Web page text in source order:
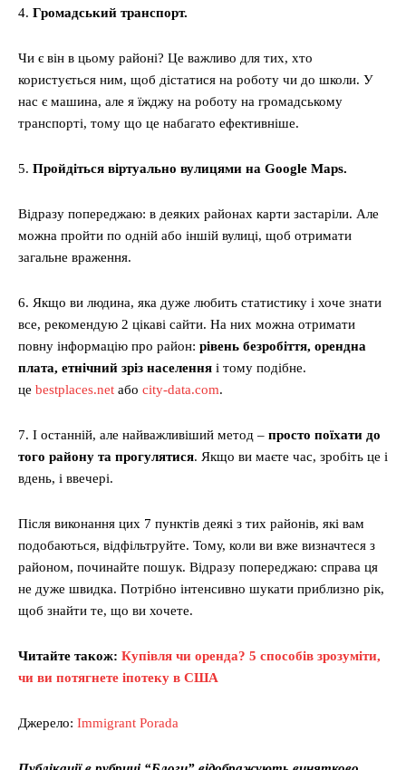
4. Громадський транспорт.
Чи є він в цьому районі? Це важливо для тих, хто
користується ним, щоб дістатися на роботу чи до школи. У
нас є машина, але я їжджу на роботу на громадському
транспорті, тому що це набагато ефективніше.
5. Пройдіться віртуально вулицями на Google Maps.
Відразу попереджаю: в деяких районах карти застаріли. Але
можна пройти по одній або іншій вулиці, щоб отримати
загальне враження.
6. Якщо ви людина, яка дуже любить статистику і хоче знати
все, рекомендую 2 цікаві сайти. На них можна отримати
повну інформацію про район: рівень безробіття, орендна
плата, етнічний зріз населення і тому подібне.
це bestplaces.net або city-data.com.
7. І останній, але найважливіший метод – просто поїхати до
того району та прогулятися. Якщо ви маєте час, зробіть це і
вдень, і ввечері.
Після виконання цих 7 пунктів деякі з тих районів, які вам
подобаються, відфільтруйте. Тому, коли ви вже визначтеся з
районом, починайте пошук. Відразу попереджаю: справа ця
не дуже швидка. Потрібно інтенсивно шукати приблизно рік,
щоб знайти те, що ви хочете.
Читайте також: Купівля чи оренда? 5 способів зрозуміти,
чи ви потягнете іпотеку в США
Джерело: Immigrant Porada